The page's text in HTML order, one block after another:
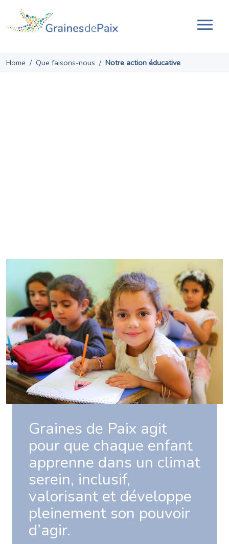
content
Home / Que faisons-nous / Notre action éducative
Graines de Paix agit
pour que chaque enfant
apprenne dans un climat
serein, inclusif,
valorisant et développe
pleinement son pouvoir
d’agir.